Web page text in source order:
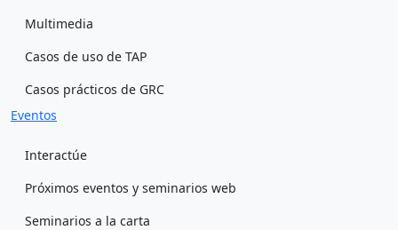
Multimedia
Casos de uso de TAP
Casos prácticos de GRC
Eventos
Interactúe
Próximos eventos y seminarios web
Seminarios a la carta